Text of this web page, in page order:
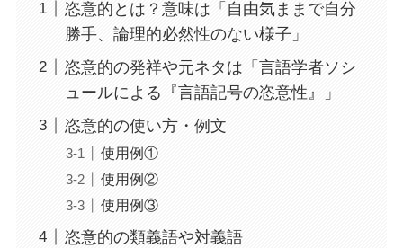
恣意的とは？意味は「自由気ままで自分
勝手、論理的必然性のない様子」
恣意的の発祥や元ネタは「言語学者ソシ
ュールによる『言語記号の恣意性』」
恣意的の使い方・例文
使用例①
使用例②
使用例③
恣意的の類義語や対義語